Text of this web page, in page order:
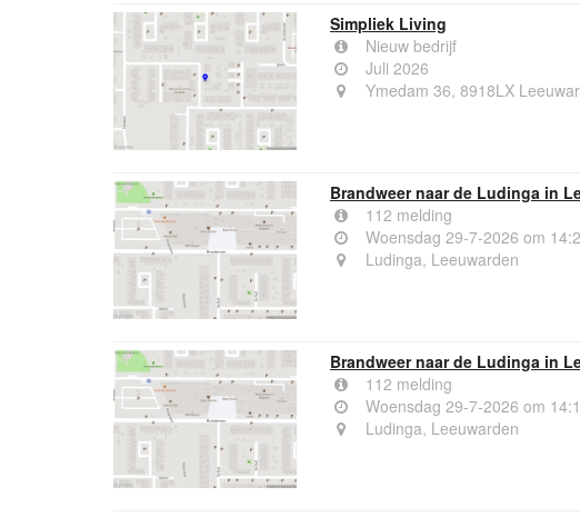
Simpliek Living
Nieuw bedrijf
Juli 2026
Ymedam 36, 8918LX
Brandweer naar de Ludinga in
112 melding
Woensdag 29-7-2026 om
Ludinga, Leeuwarden
Brandweer naar de Ludinga in
112 melding
Woensdag 29-7-2026 om
Ludinga, Leeuwarden